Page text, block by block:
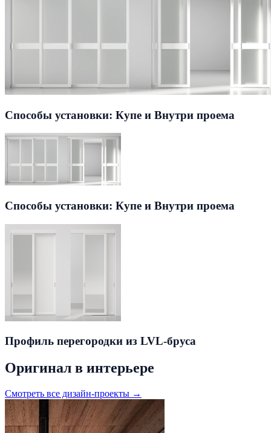
Способы установки: Купе и Внутри проема
Способы установки: Купе и Внутри проема
Профиль перегородки из LVL-бруса
Оригинал в интерьере
Смотреть все дизайн-проекты →